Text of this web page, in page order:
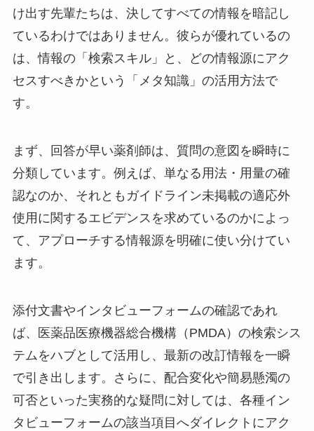
け出す先輩たちは、決してすべての情報を暗記し
ているわけではありません。彼らが優れているの
は、情報の「検索スキル」と、どの情報源にアク
セスすべきかという「メタ知識」の活用方法で
す。
まず、回答が早い薬剤師は、質問の意図を瞬時に
分類しています。例えば、単なる用法・用量の確
認なのか、それともガイドライン未掲載の適応外
使用に関するエビデンスを求めているのかによっ
て、アプローチする情報源を明確に使い分けてい
ます。
添付文書やインタビューフォームの確認であれ
ば、医薬品医療機器総合機構（PMDA）の検索シス
テムをハブとして活用し、最新の改訂情報を一瞬
で引き出します。さらに、配合変化や簡易懸濁の
可否といった実務的な疑問に対しては、各種イン
タビューフォームの該当項目へダイレクトにアク